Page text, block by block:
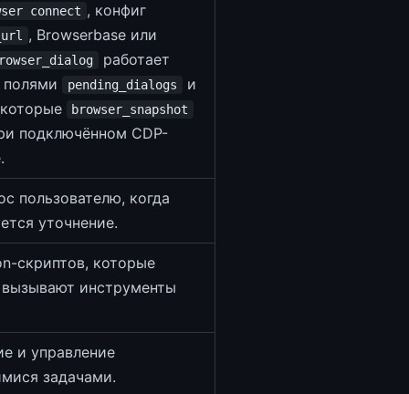
connect , конфиг
, Browserbase или
работает
полями
pending_dialogs и
browser_snapshot
подключённом CDP-
пользователю, когда
уточнение.
скриптов, которые
инструменты
и управление
задачами.